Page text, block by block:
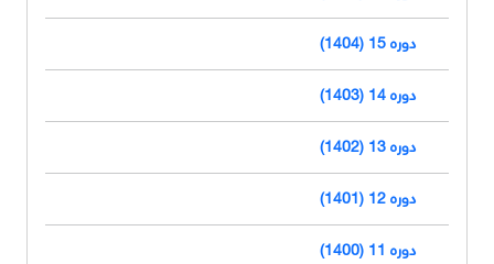
دوره 15 (1404)
دوره 14 (1403)
دوره 13 (1402)
دوره 12 (1401)
دوره 11 (1400)